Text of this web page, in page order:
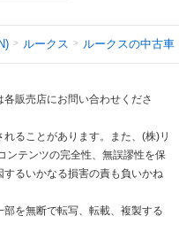
ルークス ルークスの中古車
販売店にお問い合わせくださ
ることがあります。また、(株)リ
ンテンツの完全性、無誤謬性を保
るいかなる損害の責も負いかね
を無断で転写、転載、複製する